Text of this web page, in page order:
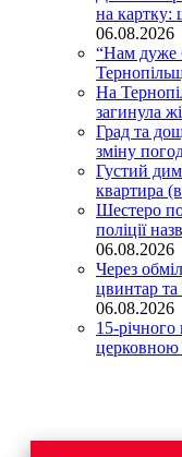
на картку:
06.08.2026
“Нам дуже
На
загинула
Град та
зміну
Густий дим
квартира
Шестеро
поліції
06.08.2026
Через
цвинтар та
06.08.2026
15-